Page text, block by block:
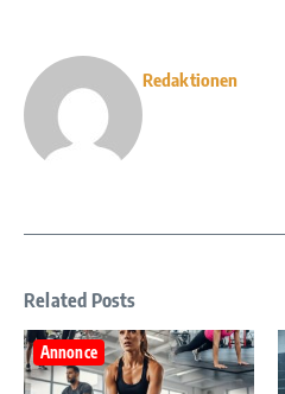
Redaktionen
Related Posts
Annonce